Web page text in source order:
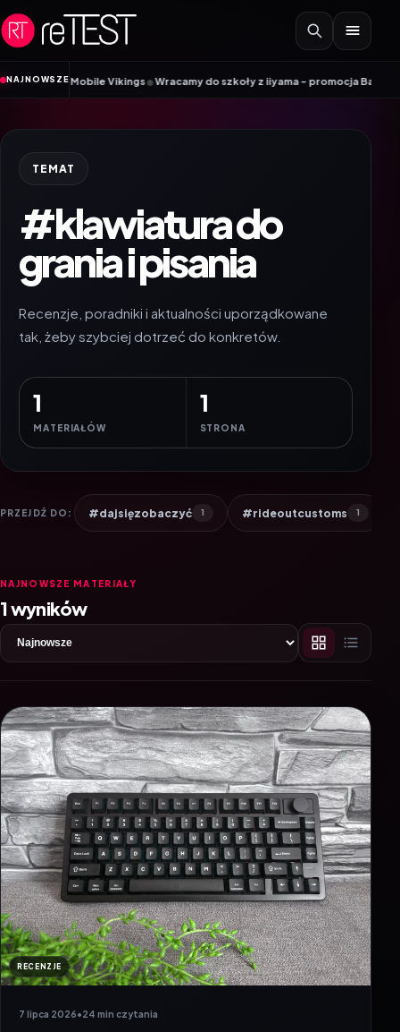
Przejdź do treści
NAJNOWSZE
Mobile Vikings•Wracamy do szkoły z iiyama – promocja Back to
TEMAT
#klawiatura do
grania i pisania
Recenzje, poradniki i aktualności uporządkowane
tak, żeby szybciej dotrzeć do konkretów.
1
MATERIAŁÓW
1
STRONA
PRZEJDŹ DO: #dajsięzobaczyć 1 #rideoutcustoms 1
NAJNOWSZE MATERIAŁY
1 wyników
RECENZJE
7 lipca 2026•24 min czytania